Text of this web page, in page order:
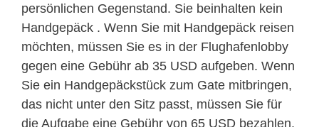
persönlichen Gegenstand. Sie beinhalten kein
Handgepäck . Wenn Sie mit Handgepäck reisen
möchten, müssen Sie es in der Flughafenlobby
gegen eine Gebühr ab 35 USD aufgeben. Wenn
Sie ein Handgepäckstück zum Gate mitbringen,
das nicht unter den Sitz passt, müssen Sie für
die Aufgabe eine Gebühr von 65 USD bezahlen.